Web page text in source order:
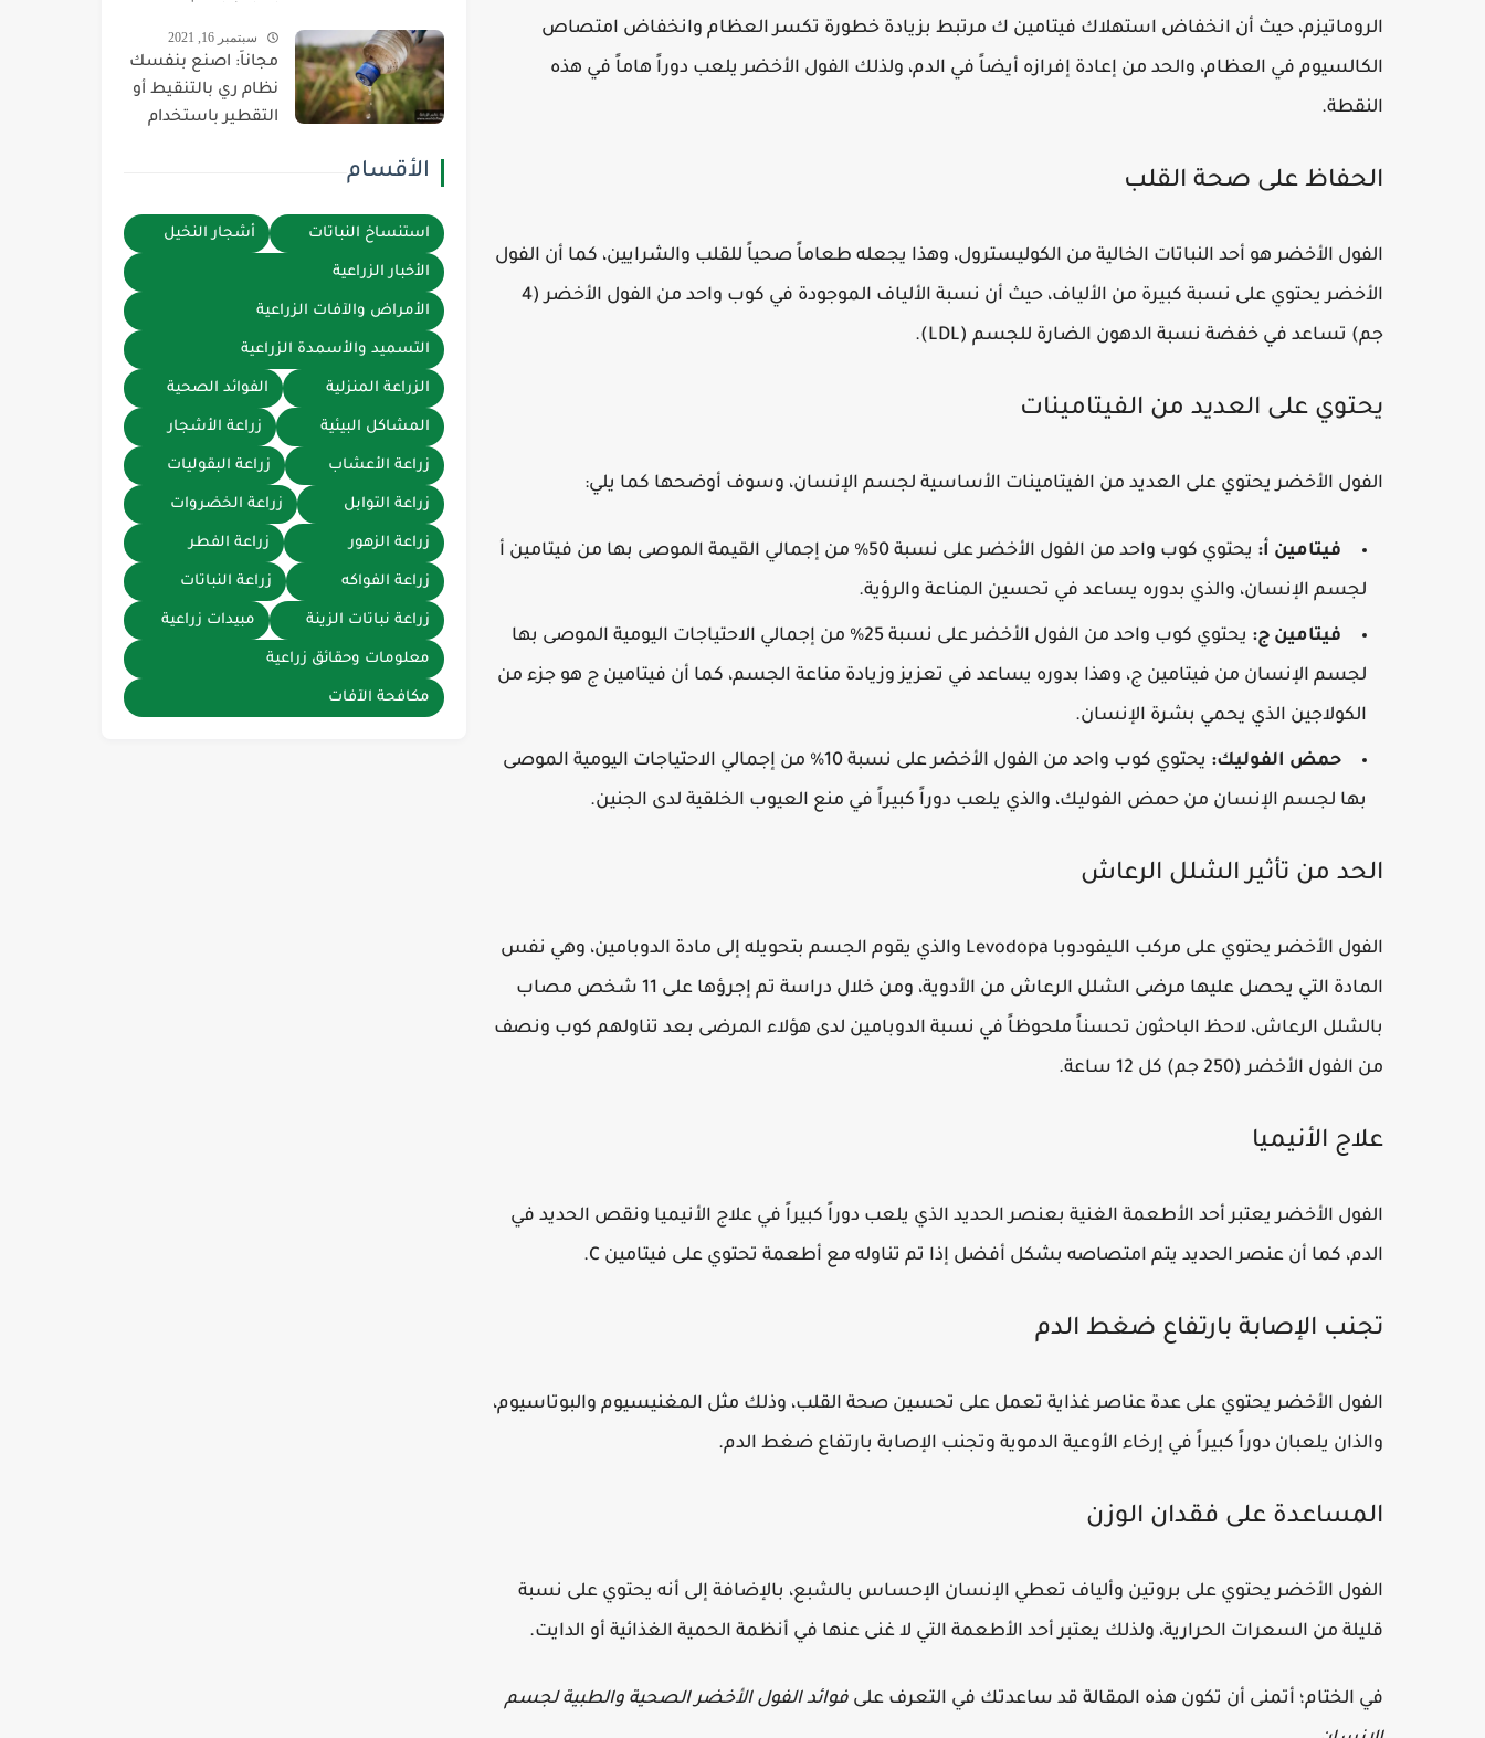
الروماتيزم، حيث أن انخفاض استهلاك فيتامين ك مرتبط بزيادة خطورة تكسر العظام وانخفاض امتصاص
الكالسيوم في العظام، والحد من إعادة إفرازه أيضاً في الدم، ولذلك الفول الأخضر يلعب دوراً هاماً في هذه
النقطة.
الحفاظ على صحة القلب
الفول الأخضر هو أحد النباتات الخالية من الكوليسترول، وهذا يجعله طعاماً صحياً للقلب والشرايين، كما أن الفول
الأخضر يحتوي على نسبة كبيرة من الألياف، حيث أن نسبة الألياف الموجودة في كوب واحد من الفول الأخضر (4
جم) تساعد في خفضة نسبة الدهون الضارة للجسم (LDL).
يحتوي على العديد من الفيتامينات
الفول الأخضر يحتوي على العديد من الفيتامينات الأساسية لجسم الإنسان، وسوف أوضحها كما يلي:
فيتامين أ:
يحتوي كوب واحد من الفول الأخضر على نسبة 50% من إجمالي القيمة الموصى بها من فيتامين أ
لجسم الإنسان، والذي بدوره يساعد في تحسين المناعة والرؤية.
فيتامين ج:
يحتوي كوب واحد من الفول الأخضر على نسبة 25% من إجمالي الاحتياجات اليومية الموصى بها
لجسم الإنسان من فيتامين ج، وهذا بدوره يساعد في تعزيز وزيادة مناعة الجسم، كما أن فيتامين ج هو جزء من
الكولاجين الذي يحمي بشرة الإنسان.
حمض الفوليك:
يحتوي كوب واحد من الفول الأخضر على نسبة 10% من إجمالي الاحتياجات اليومية الموصى
بها لجسم الإنسان من حمض الفوليك، والذي يلعب دوراً كبيراً في منع العيوب الخلقية لدى الجنين.
الحد من تأثير الشلل الرعاش
الفول الأخضر يحتوي على مركب الليفودوبا Levodopa والذي يقوم الجسم بتحويله إلى مادة الدوبامين، وهي نفس
المادة التي يحصل عليها مرضى الشلل الرعاش من الأدوية، ومن خلال دراسة تم إجرؤها على 11 شخص مصاب
بالشلل الرعاش، لاحظ الباحثون تحسناً ملحوظاً في نسبة الدوبامين لدى هؤلاء المرضى بعد تناولهم كوب ونصف
من الفول الأخضر (250 جم) كل 12 ساعة.
علاج الأنيميا
الفول الأخضر يعتبر أحد الأطعمة الغنية بعنصر الحديد الذي يلعب دوراً كبيراً في علاج الأنيميا ونقص الحديد في
الدم، كما أن عنصر الحديد يتم امتصاصه بشكل أفضل إذا تم تناوله مع أطعمة تحتوي على فيتامين C.
تجنب الإصابة بارتفاع ضغط الدم
الفول الأخضر يحتوي على عدة عناصر غذاية تعمل على تحسين صحة القلب، وذلك مثل المغنيسيوم والبوتاسيوم،
والذان يلعبان دوراً كبيراً في إرخاء الأوعية الدموية وتجنب الإصابة بارتفاع ضغط الدم.
المساعدة على فقدان الوزن
الفول الأخضر يحتوي على بروتين وألياف تعطي الإنسان الإحساس بالشبع، بالإضافة إلى أنه يحتوي على نسبة
قليلة من السعرات الحرارية، ولذلك يعتبر أحد الأطعمة التي لا غنى عنها في أنظمة الحمية الغذائية أو الدايت.
في الختام؛ أتمنى أن تكون هذه المقالة قد ساعدتك في التعرف على فوائد الفول الأخضر الصحية والطبية لجسم
سبتمبر 16, 2021
مجاناً: اصنع بنفسك
نظام ري بالتنقيط أو
التقطير باستخدام
الأقسام
استنساخ النباتات أشجار النخيل
الأخبار الزراعية
الأمراض والآفات الزراعية
التسميد والأسمدة الزراعية
الزراعة المنزلية الفوائد الصحية
المشاكل البيئية زراعة الأشجار
زراعة الأعشاب زراعة البقوليات
زراعة التوابل زراعة الخضروات
زراعة الزهور زراعة الفطر
زراعة الفواكه زراعة النباتات
زراعة نباتات الزينة مبيدات زراعية
معلومات وحقائق زراعية
مكافحة الآفات